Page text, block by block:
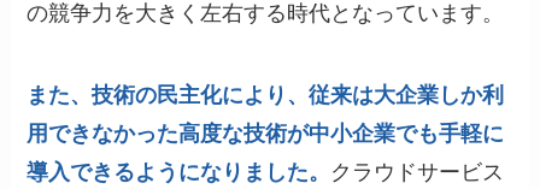
の競争力を大きく左右する時代となっています。
また、技術の民主化により、従来は大企業しか利
用できなかった高度な技術が中小企業でも手軽に
導入できるようになりました。 クラウドサービス